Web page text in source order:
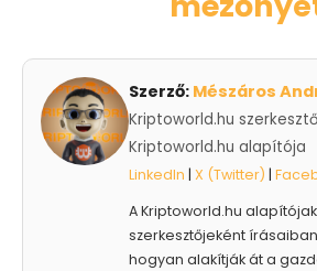
Szerző: Mészáros
Kriptoworld.hu
Kriptoworld.hu alapítója
LinkedIn | X (Twitter) |
A Kriptoworld.hu
szerkesztőjeként
hogyan alakítják át a